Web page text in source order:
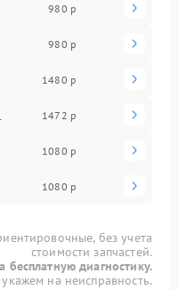
980 р
980 р
1480 р
1472 р
1080 р
1080 р
без учета
стоимости запчастей.
бесплатную диагностику.
на неисправность.